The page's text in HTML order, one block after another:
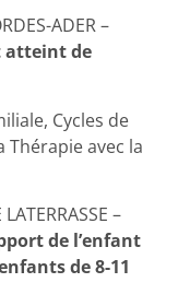
ADER –
atteint de
Cycles de
Thérapie avec la
–
de l’enfant
de 8-11